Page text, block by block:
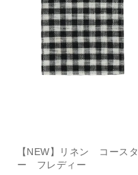
【NEW】リネン コースタ
ー フレディー